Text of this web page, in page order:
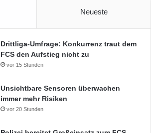
Neueste
Drittliga-Umfrage: Konkurrenz traut dem
FCS den Aufstieg nicht zu
vor 15 Stunden
Unsichtbare Sensoren überwachen
immer mehr Risiken
vor 20 Stunden